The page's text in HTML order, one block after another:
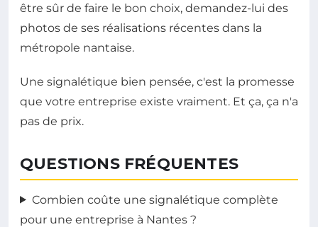
être sûr de faire le bon choix, demandez-lui des
photos de ses réalisations récentes dans la
métropole nantaise.
Une signalétique bien pensée, c'est la promesse
que votre entreprise existe vraiment. Et ça, ça n'a
pas de prix.
QUESTIONS FRÉQUENTES
Combien coûte une signalétique complète
pour une entreprise à Nantes ?